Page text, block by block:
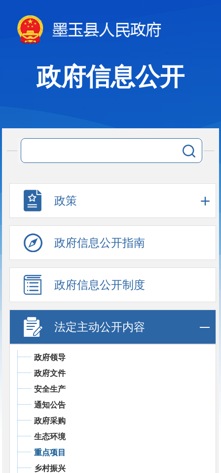
政府信息公开
政策
政府信息公开指南
政府信息公开制度
法定主动公开内容
政府领导
政府文件
安全生产
通知公告
政府采购
生态环境
重点项目
乡村振兴